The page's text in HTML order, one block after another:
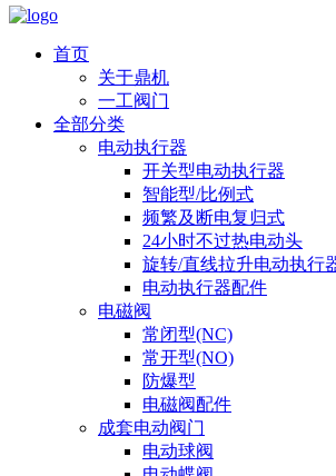
首页
关于鼎机
一工阀门
全部分类
电动执行器
开关型电动执行器
智能型/比例式
频繁及断电复归式
24小时不过热电动头
旋转/直线拉升电动执行
电动执行器配件
电磁阀
常闭型(NC)
常开型(NO)
防爆型
电磁阀配件
成套电动阀门
电动球阀